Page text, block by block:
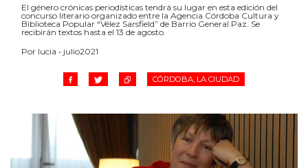
El género crónicas periodísticas tendrá su lugar en esta edición del
concurso literario organizado entre la Agencia Córdoba Cultura y
Biblioteca Popular “Vélez Sarsfield” de Barrio General Paz. Se
recibirán textos hasta el 13 de agosto.
Por lucia • julio2021
CÓRDOBA, LA CIUDAD